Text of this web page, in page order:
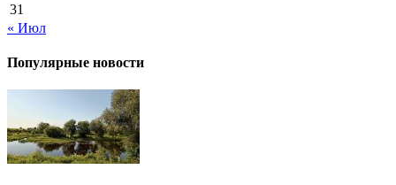
31
« Июл
Популярные новости